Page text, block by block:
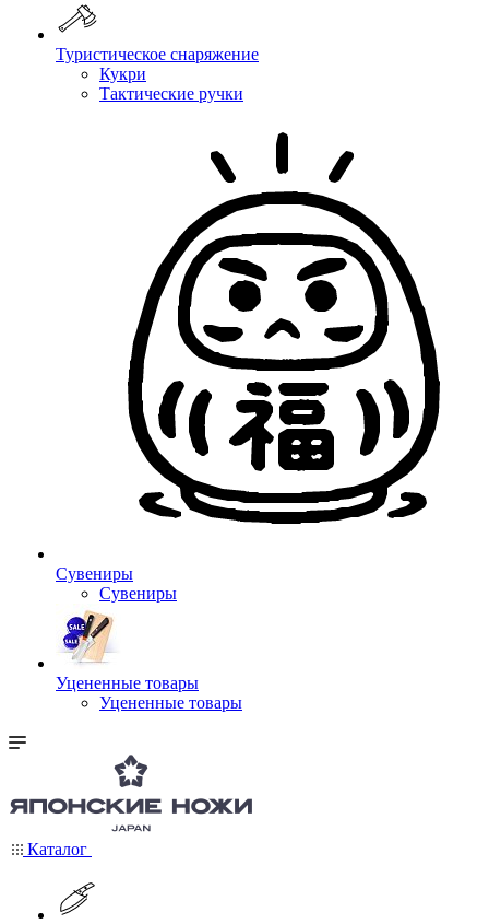
Туристическое снаряжение
Кукри
Тактические ручки
Сувениры
Сувениры
Уцененные товары
Уцененные товары
Каталог